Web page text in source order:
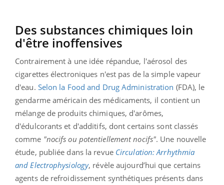
Des substances chimiques loin
d'être inoffensives
Contrairement à une idée répandue, l'aérosol des
cigarettes électroniques n'est pas de la simple vapeur
d'eau. Selon la Food and Drug Administration (FDA), le
gendarme américain des médicaments, il contient un
mélange de produits chimiques, d'arômes,
d'édulcorants et d'additifs, dont certains sont classés
comme "nocifs ou potentiellement nocifs". Une nouvelle
étude, publiée dans la revue Circulation: Arrhythmia
and Electrophysiology, révèle aujourd’hui que certains
agents de refroidissement synthétiques présents dans